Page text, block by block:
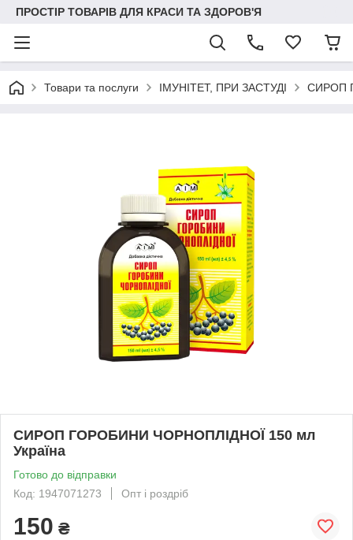
ПРОСТІР ТОВАРІВ ДЛЯ КРАСИ ТА ЗДОРОВ'Я
Товари та послуги ІМУНІТЕТ, ПРИ ЗАСТУДІ СИРОП
СИРОП ГОРОБИНИ ЧОРНОПЛІДНОЇ 150 мл
Україна
Готово до відправки
Код: 1947071273
Опт і роздріб
150 ₴